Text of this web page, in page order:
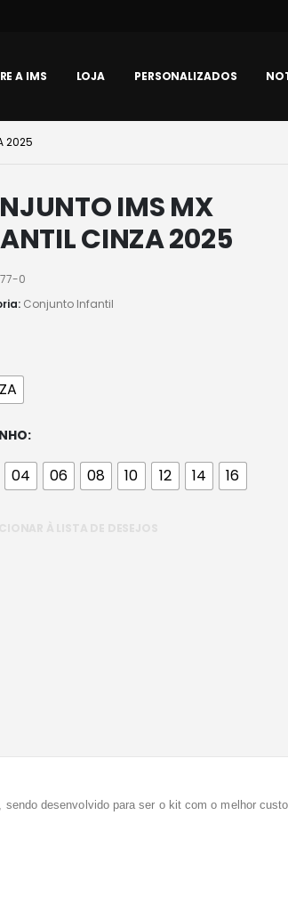
A IMS LOJA PERSONALIZADOS
2025
IMS MX
CINZA 2025
0
Conjunto Infantil
04 06 08 10 12 14 16
desenvolvido para ser o kit com o melhor